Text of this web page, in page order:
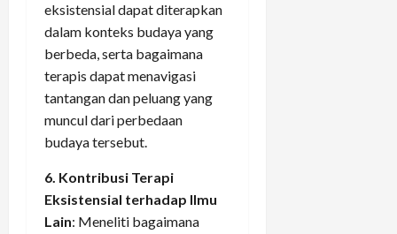
eksistensial dapat diterapkan
dalam konteks budaya yang
berbeda, serta bagaimana
terapis dapat menavigasi
tantangan dan peluang yang
muncul dari perbedaan
budaya tersebut.
6. Kontribusi Terapi
Eksistensial terhadap Ilmu
Lain: Meneliti bagaimana